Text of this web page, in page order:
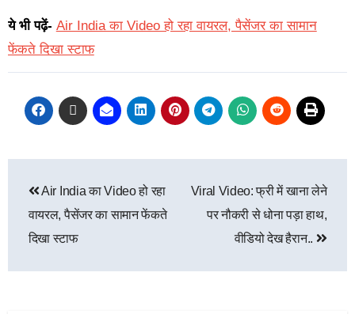
ये भी पढ़ें- Air India का Video हो रहा वायरल, पैसेंजर का सामान
फेंकते दिखा स्टाफ
Air India का Video हो रहा
वायरल, पैसेंजर का सामान फेंकते
दिखा स्टाफ
Viral Video: फ्री में खाना लेने
पर नौकरी से धोना पड़ा हाथ,
वीडियो देख हैरान..